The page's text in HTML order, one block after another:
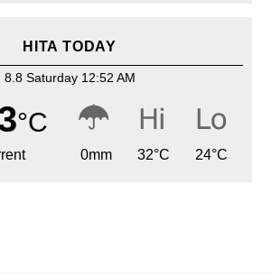
HITA TODAY
8.8 Saturday 12:52 AM
°C
0mm 32°C 24°C